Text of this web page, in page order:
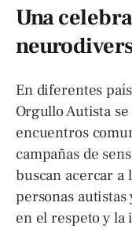
Una
En diferentes
Orgullo Autista
encuentros
campañas de
buscan acercar a
personas
en el respeto y la